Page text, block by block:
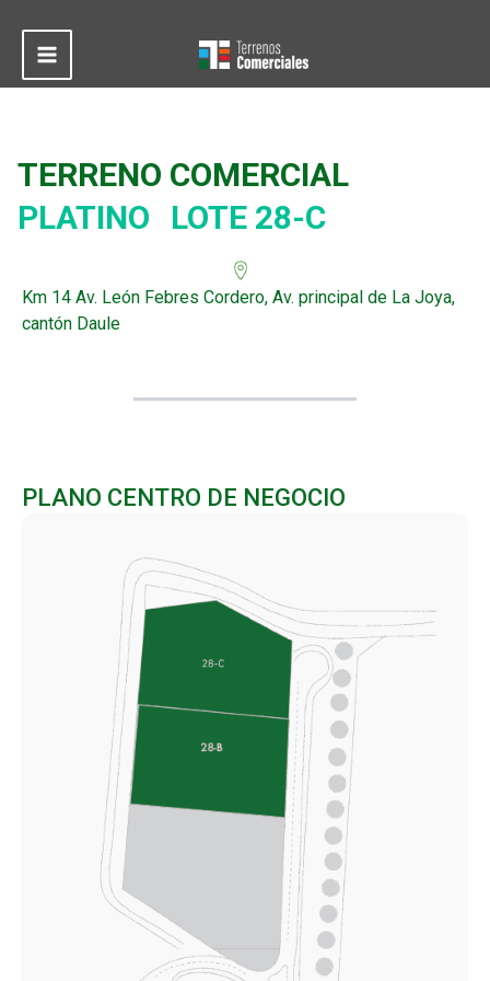
contenido
Main
TERRENO COMERCIAL
PLATINO
LOTE 28-C
Km 14 Av. León Febres Cordero, Av. principal de La Joya,
cantón Daule
PLANO CENTRO DE NEGOCIO